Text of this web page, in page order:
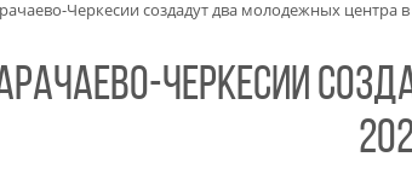
Черкесии создадут два молодежных центра в
Черкесии